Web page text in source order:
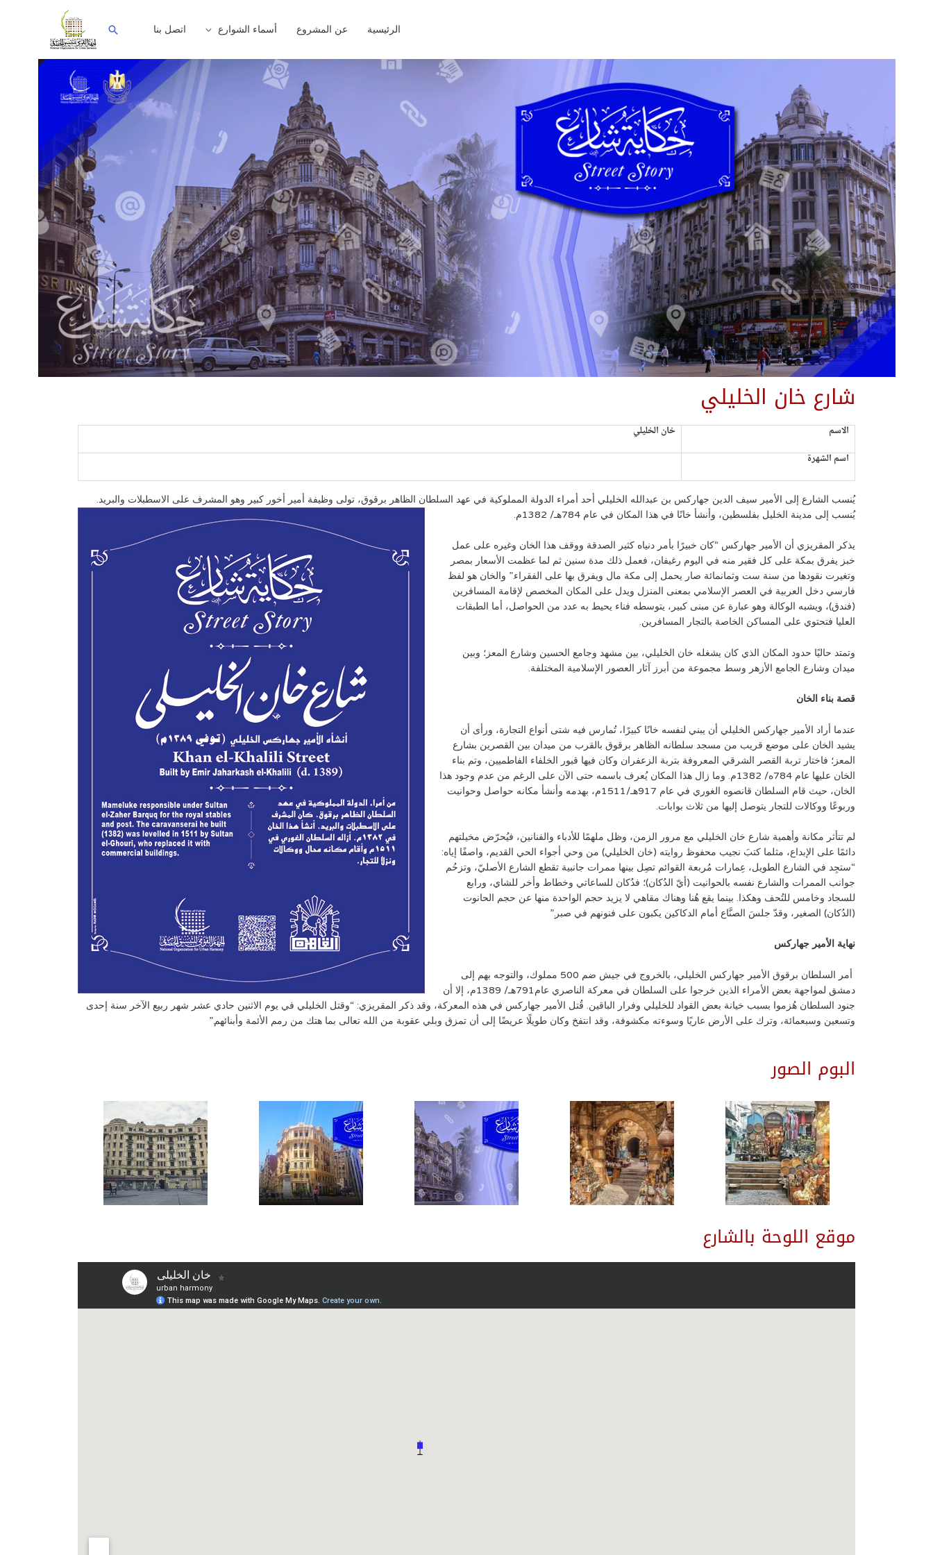
الرئيسية عن المشروع أسماء الشوارع اتصل بنا
شارع خان الخليلي
الاسم
خان الخليلي
اسم الشهرة
يُنسب الشارع إلى الأمير سيف الدين جهاركس بن عبدالله الخليلي أحد أمراء الدولة المملوكية في عهد السلطان الظاهر برقوق، تولى وظيفة أمير أخور كبير وهو المشرف على الاسطبلات والبريد.
يُنسب إلى مدينة الخليل بفلسطين، وأنشأ خانًا في هذا المكان في عام 784هـ/ 1382م.
يذكر المقريزي أن الأمير جهاركس “كان خبيرًا بأمر دنياه كثير الصدقة ووقف هذا الخان وغيره على عمل
خبز يفرق بمكة على كل فقير منه في اليوم رغيفان، فعمل ذلك مدة سنين ثم لما عظمت الأسعار بمصر
وتغيرت نقودها من سنة ست وثمانمائة صار يحمل إلى مكة مال ويفرق بها على الفقراء.” والخان هو لفظ
فارسي دخل العربية في العصر الإسلامي بمعنى المنزل ويدل على المكان المخصص لإقامة المسافرين
(فندق)، ويشبه الوكالة وهو عبارة عن مبنى كبير، يتوسطه فناء يحيط به عدد من الحواصل، أما الطبقات
العليا فتحتوي على المساكن الخاصة بالتجار المسافرين.
وتمتد حاليًا حدود المكان الذي كان يشغله خان الخليلي، بين مشهد وجامع الحسين وشارع المعز؛ وبين
ميدان وشارع الجامع الأزهر وسط مجموعة من أبرز آثار العصور الإسلامية المختلفة.
قصة بناء الخان
عندما أراد الأمير جهاركس الخليلي أن يبني لنفسه خانًا كبيرًا، تُمارس فيه شتى أنواع التجارة، ورأى أن
يشيد الخان على موضع قريب من مسجد سلطانه الظاهر برقوق بالقرب من ميدان بين القصرين بشارع
المعز؛ فاختار تربة القصر الشرقي المعروفة بتربة الزعفران وكان فيها قبور الخلفاء الفاطميين، وتم بناء
الخان عليها عام 784ه/ 1382م. وما زال هذا المكان يُعرف باسمه حتى الآن على الرغم من عدم وجود هذا
الخان، حيث قام السلطان قانصوه الغوري في عام 917هـ/1511م، بهدمه وأنشأ مكانه حواصل وحوانيت
وربوعًا ووكالات للتجار يتوصل إليها من ثلاث بوابات.
لم تتأثر مكانة وأهمية شارع خان الخليلي مع مرور الزمن، وظل ملهمًا للأدباء والفنانين، فيُحرّض مخيلتهم
دائمًا على الإبداع، مثلما كتبَ نجيب محفوظ روايته (خان الخليلي) من وحي أجواء الحي القديم، واصفًا إياه:
“ستجِد في الشارع الطويل، عِمارات مُربعة القوائم تصِل بينها ممرات جانبية تقطع الشارع الأصليّ، وتزحُم
جوانب الممرات والشارع نفسه بالحوانيت (أيّ الدُكان)؛ فدُكان للساعاتي وخطاط وأخر للشاي، ورابع
للسجاد وخامس للتُحف وهكذا. بينما يقع هُنا وهناك مقاهي لا يزيد حجم الواحدة منها عن حجم الحانوت
(الدُكان) الصغير، وقدّ جلسَ الصنَّاع أمام الدكاكين يكبون على فنونهم في صبر.”
نهاية الأمير جهاركس
أمر السلطان برقوق الأمير جهاركس الخليلي، بالخروج في جيش ضم 500 مملوك، والتوجه بهم إلى
دمشق لمواجهة بعض الأمراء الذين خرجوا على السلطان في معركة الناصري عام791هـ/ 1389م، إلا أن
جنود السلطان هُزموا بسبب خيانة بعض القواد للخليلي وفرار الباقين. قُتل الأمير جهاركس في هذه المعركة، وقد ذكر المقريزي: “وقتل الخليلي في يوم الاثنين حادي عشر شهر ربيع الآخر سنة إحدى
وتسعين وسبعمائة، وترك على الأرض عاريًا وسوءته مكشوفة، وقد انتفخ وكان طويلًا عريضًا إلى أن تمزق وبلي عقوبة من الله تعالى بما هتك من رمم الأئمة وأبنائهم.”
البوم الصور
موقع اللوحة بالشارع